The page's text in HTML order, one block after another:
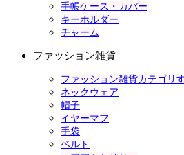
手帳ケース・カバー
キーホルダー
チャーム
ファッション雑貨
ファッション雑貨カテゴリ
ネックウェア
帽子
イヤーマフ
手袋
ベルト